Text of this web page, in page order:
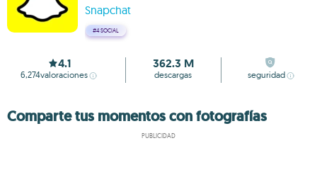
Snapchat
#4SOCIAL
4.1
6,274valoraciones
362.3 M
descargas seguridad
Comparte tus momentos con fotografías
PUBLICIDAD